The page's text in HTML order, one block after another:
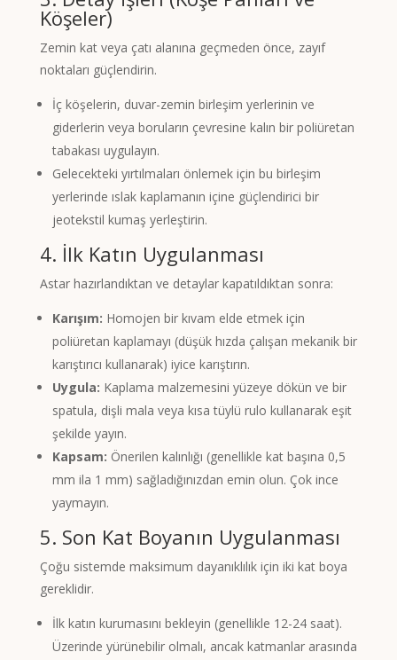
Köşeler)
Zemin kat veya çatı alanına geçmeden önce, zayıf
noktaları güçlendirin.
İç köşelerin, duvar-zemin birleşim yerlerinin ve
giderlerin veya boruların çevresine kalın bir poliüretan
tabakası uygulayın.
Gelecekteki yırtılmaları önlemek için bu birleşim
yerlerinde ıslak kaplamanın içine güçlendirici bir
jeotekstil kumaş yerleştirin.
4. İlk Katın Uygulanması
Astar hazırlandıktan ve detaylar kapatıldıktan sonra:
Karışım: Homojen bir kıvam elde etmek için
poliüretan kaplamayı (düşük hızda çalışan mekanik bir
karıştırıcı kullanarak) iyice karıştırın.
Uygula: Kaplama malzemesini yüzeye dökün ve bir
spatula, dişli mala veya kısa tüylü rulo kullanarak eşit
şekilde yayın.
Kapsam: Önerilen kalınlığı (genellikle kat başına 0,5
mm ila 1 mm) sağladığınızdan emin olun. Çok ince
yaymayın.
5. Son Kat Boyanın Uygulanması
Çoğu sistemde maksimum dayanıklılık için iki kat boya
gereklidir.
İlk katın kurumasını bekleyin (genellikle 12-24 saat).
Üzerinde yürünebilir olmalı, ancak katmanlar arasında